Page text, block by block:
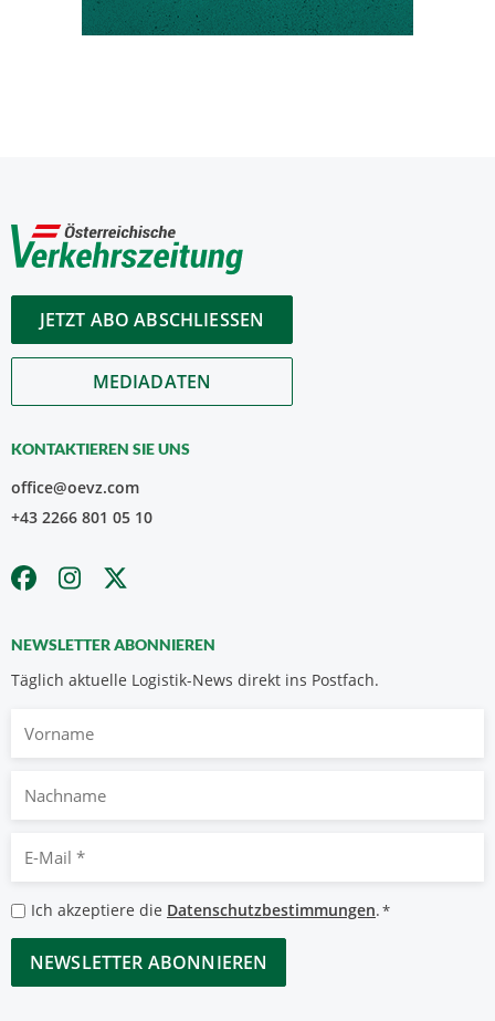
JETZT ABO ABSCHLIESSEN
MEDIADATEN
KONTAKTIEREN SIE UNS
office@oevz.com
+43 2266 801 05 10
NEWSLETTER ABONNIEREN
Täglich aktuelle Logistik-News direkt ins Postfach.
Nachname
Mail
*
Datenschutzbestimmungen
*
Ich akzeptiere die Datenschutzbestimmungen.*
CAPTCHA